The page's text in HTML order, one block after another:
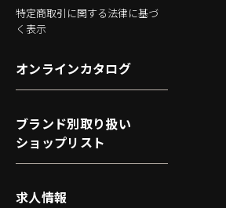
特定商取引に関する法律に基づ
く表示
オンラインカタログ
ブランド別取り扱い
ショップリスト
求人情報